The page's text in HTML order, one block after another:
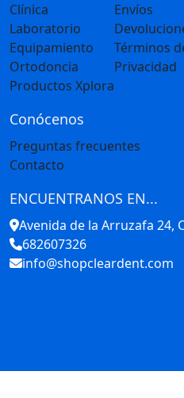
Clínica
Laboratorio
Equipamiento
Ortodoncia
Productos Xplora
Envíos
Términos
Privacidad
Conócenos
Preguntas frecuentes
Contacto
ENCUENTRANOS EN...
Avenida de la Arruzafa 24,
682607326
info@shopcleardent.com